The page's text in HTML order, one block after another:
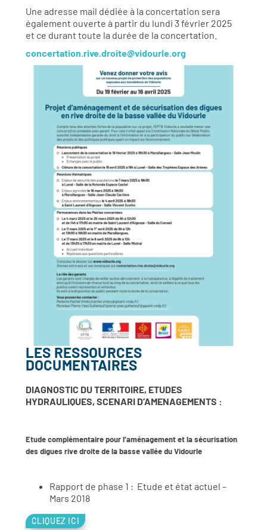
Une adresse mail dédiée à la concertation sera
également ouverte à partir du lundi 3 février 2025
et ce durant toute la durée de la concertation.
concertation.rive.droite@vidourle.org
LES RESSOURCES
DOCUMENTAIRES
DIAGNOSTIC DU TERRITOIRE, ETUDES
HYDRAULIQUES, SCENARI D’AMENAGEMENTS :
Etude complémentaire pour l’aménagement et la sécurisation
des digues rive droite de la basse vallée du Vidourle
Rapport de phase 1 : Etude et état actuel –
Mars 2018
CLIQUEZ ICI